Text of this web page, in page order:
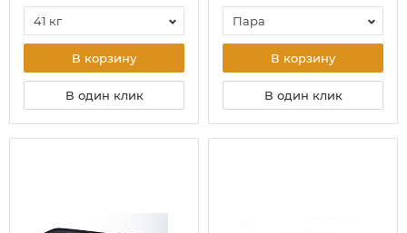
41 кг
В корзину
В один клик
Пара
В корзину
В один клик